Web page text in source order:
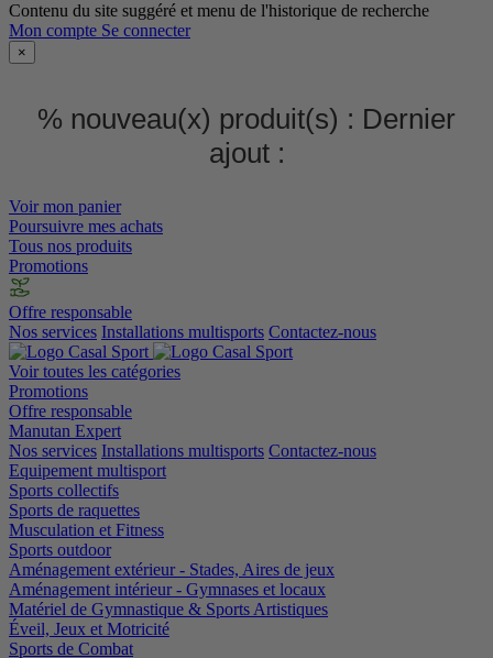
Contenu du site suggéré et menu de l'historique de recherche
Mon compte Se connecter
×
% nouveau(x) produit(s) : Dernier
ajout :
Voir mon panier
Poursuivre mes achats
Tous nos produits
Promotions
Offre responsable
Nos services Installations multisports Contactez-nous
Voir toutes les catégories
Promotions
Offre responsable
Manutan Expert
Nos services Installations multisports Contactez-nous
Equipement multisport
Sports collectifs
Sports de raquettes
Musculation et Fitness
Sports outdoor
Aménagement extérieur - Stades, Aires de jeux
Aménagement intérieur - Gymnases et locaux
Matériel de Gymnastique & Sports Artistiques
Éveil, Jeux et Motricité
Sports de Combat